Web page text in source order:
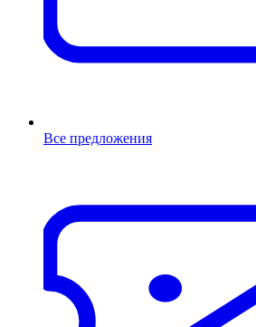
Все предложения